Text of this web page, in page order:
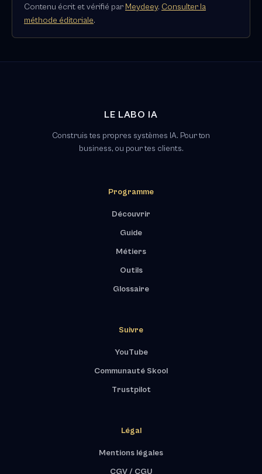
Contenu écrit et vérifié par Meydeey. Consulter la
méthode éditoriale.
LE LABO IA
Construis tes propres systèmes IA. Pour ton
business, ou pour tes clients.
Programme
Découvrir
Guide
Métiers
Outils
Glossaire
Suivre
YouTube
Communauté Skool
Trustpilot
Légal
Mentions légales
CGV / CGU